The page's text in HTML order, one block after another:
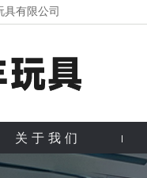
有限公司
关于我们